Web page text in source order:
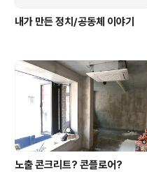
내가 만든 정치/공동체 이야기
노출 콘크리트? 콘플로어?